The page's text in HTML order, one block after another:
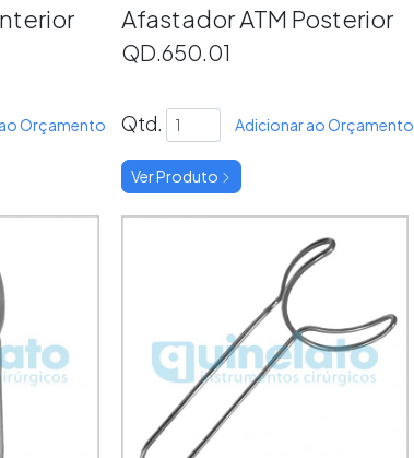
Orçamento
Afastador ATM Posterior
QD.650.01
Qtd. Adicionar ao Orçamento
Ver Produto